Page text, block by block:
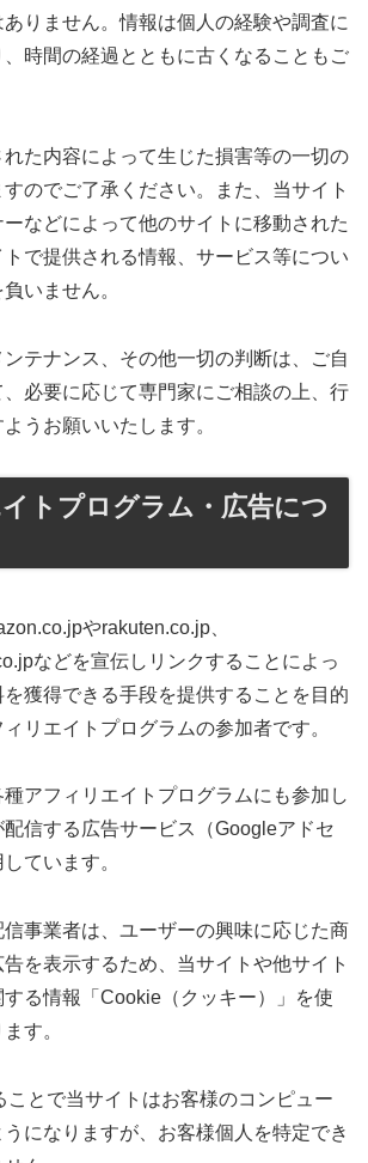
りません。情報は個人の経験や調査に
時間の経過とともに古くなることもご
た内容によって生じた損害等の一切の
のでご了承ください。また、当サイト
などによって他のサイトに移動された
で提供される情報、サービス等につい
いません。
テナンス、その他一切の判断は、ご自
必要に応じて専門家にご相談の上、行
うお願いいたします。
トプログラム・広告につ
やrakuten.co.jp、
などを宣伝しリンクすることによっ
獲得できる手段を提供することを目的
リエイトプログラムの参加者です。
アフィリエイトプログラムにも参加し
信する広告サービス（Googleアドセ
ています。
事業者は、ユーザーの興味に応じた商
を表示するため、当サイトや他サイト
る情報「Cookie（クッキー）」を使
す。
ことで当サイトはお客様のコンピュー
になりますが、お客様個人を特定でき